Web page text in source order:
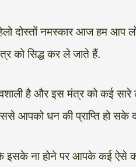
दोस्तों नमस्कार आज हम आप
को सिद्ध कर ले जाते हैं.
है और इस मंत्र को कई
आपको धन की प्राप्ति हो सके
इसके ना होने पर आपके कई